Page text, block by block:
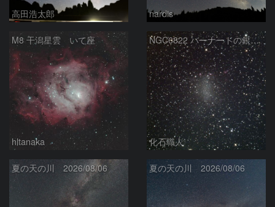
高田浩太郎 nardis
M8 干潟星雲 いて座
hltanaka
NGC6822 バーナードの銀河 いて座
化石職人
夏の天の川 2026/08/06 夏の天の川 2026/08/06